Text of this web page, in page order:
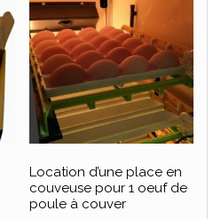
Location d’une place en
couveuse pour 1 oeuf de
poule à couver